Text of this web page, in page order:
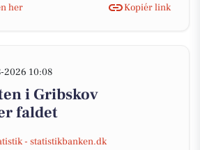
her
Kopiér link
2026 10:08
i Gribskov
faldet
- statistikbanken.dk